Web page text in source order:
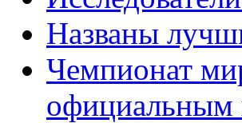
Названы
Чемпионат
официальным